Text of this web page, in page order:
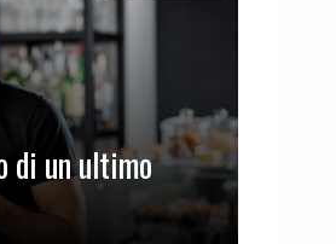
di un ultimo